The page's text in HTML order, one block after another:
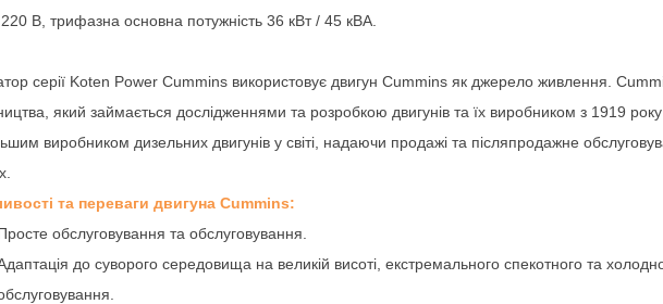
В, трифазна основна потужність 36 кВт / 45 кВА.
серії Koten Power Cummins використовує двигун Cummins як джерело живлення.
який займається дослідженнями та розробкою двигунів та їх виробником з 1919
виробником дизельних двигунів у світі, надаючи продажі та післяпродажне
та переваги двигуна Cummins:
обслуговування та обслуговування.
до суворого середовища на великій висоті, екстремального спекотного та